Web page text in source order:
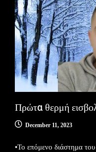
Πρώτα θερμή
December 11, 2023
•Το επόμενο διάστημα